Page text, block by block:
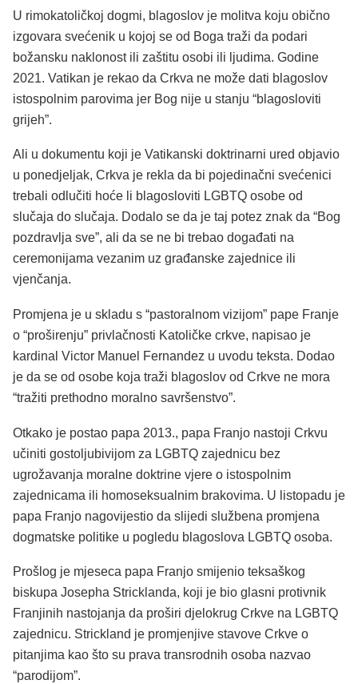
U rimokatoličkoj dogmi, blagoslov je molitva koju obično
izgovara svećenik u kojoj se od Boga traži da podari
božansku naklonost ili zaštitu osobi ili ljudima. Godine
2021. Vatikan je rekao da Crkva ne može dati blagoslov
istospolnim parovima jer Bog nije u stanju “blagosloviti
grijeh”.
Ali u dokumentu koji je Vatikanski doktrinarni ured objavio
u ponedjeljak, Crkva je rekla da bi pojedinačni svećenici
trebali odlučiti hoće li blagosloviti LGBTQ osobe od
slučaja do slučaja. Dodalo se da je taj potez znak da “Bog
pozdravlja sve”, ali da se ne bi trebao događati na
ceremonijama vezanim uz građanske zajednice ili
vjenčanja.
Promjena je u skladu s “pastoralnom vizijom” pape Franje
o “proširenju” privlačnosti Katoličke crkve, napisao je
kardinal Victor Manuel Fernandez u uvodu teksta. Dodao
je da se od osobe koja traži blagoslov od Crkve ne mora
“tražiti prethodno moralno savršenstvo”.
Otkako je postao papa 2013., papa Franjo nastoji Crkvu
učiniti gostoljubivijom za LGBTQ zajednicu bez
ugrožavanja moralne doktrine vjere o istospolnim
zajednicama ili homoseksualnim brakovima. U listopadu je
papa Franjo nagovijestio da slijedi službena promjena
dogmatske politike u pogledu blagoslova LGBTQ osoba.
Prošlog je mjeseca papa Franjo smijenio teksaškog
biskupa Josepha Stricklanda, koji je bio glasni protivnik
Franjinih nastojanja da proširi djelokrug Crkve na LGBTQ
zajednicu. Strickland je promjenjive stavove Crkve o
pitanjima kao što su prava transrodnih osoba nazvao
“parodijom”.